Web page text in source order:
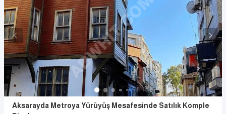
Aksarayda Metroya Yürüyüş Mesafesinde Satılık Komple